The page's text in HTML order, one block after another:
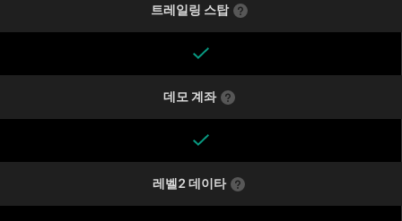
트레일링 스탑
데모 계좌
레벨2 데이타